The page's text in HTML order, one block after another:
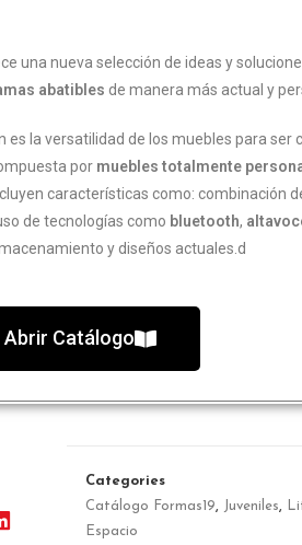
una nueva selección de ideas y
abatibles de manera más actual y
es la versatilidad de los muebles para ser
por muebles totalmente
características como: combinación
de tecnologías como bluetooth,
y diseños actuales.d
Abrir Catálogo
Categories
Catálogo Formas19, Juveniles,
Espacio